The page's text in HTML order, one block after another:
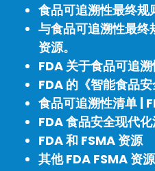
食品可追溯性最终规
与食品可追溯性最
资源。
FDA 关于食品可追
FDA 的《智能食品安
食品可追溯性清单 |
FDA 食品安全现代
FDA 和 FSMA 资源
其他 FDA FSMA 资源